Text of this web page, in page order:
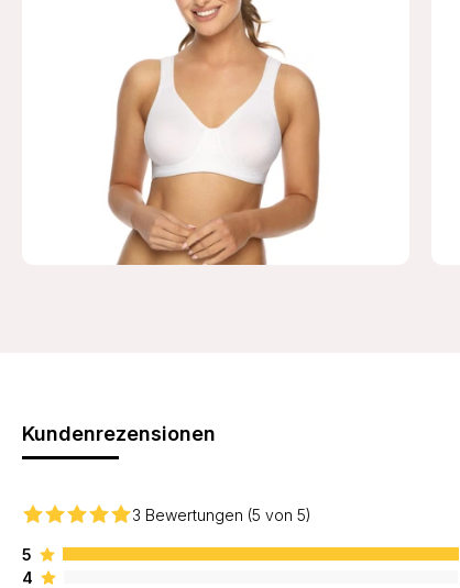
Kundenrezensionen
3 Bewertungen (5 von 5)
5
4